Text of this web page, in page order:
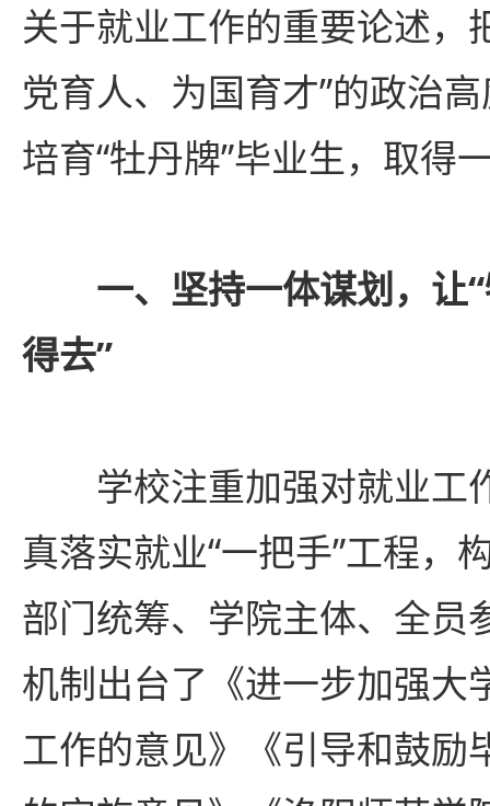
关于就业工作的重要论述，
党育人、为国育才”的政治
培育“牡丹牌”毕业生，取得
一、坚持一体谋划，让
得去”
学校注重加强对就业工
真落实就业“一把手”工程，
部门统筹、学院主体、全员
机制出台了《进一步加强大
工作的意见》《引导和鼓励